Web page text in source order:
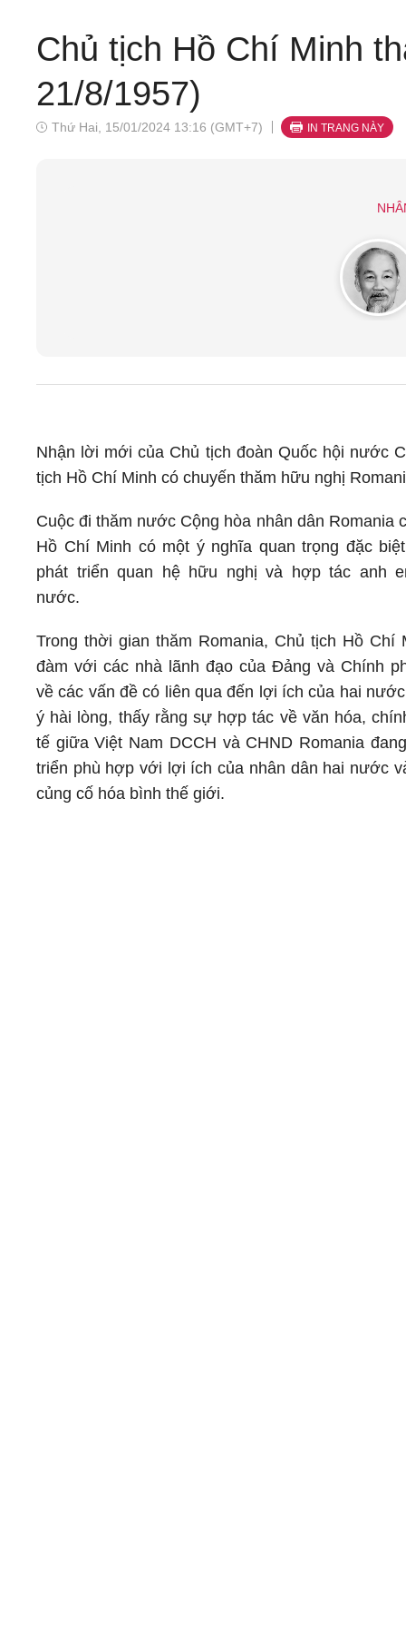
Chủ tịch Hồ Chí Minh
21/8/1957)
Thứ Hai, 15/01/2024 13:16 (GMT+7) IN TRANG NÀY
Nhận lời mới của Chủ tịch đoàn Quốc hội nước
tịch Hồ Chí Minh có chuyến thăm hữu nghị
Cuộc đi thăm nước Cộng hòa nhân dân Romania
Hồ Chí Minh có một ý nghĩa quan trọng đặc
phát triển quan hệ hữu nghị và hợp tác anh
nước.
Trong thời gian thăm Romania, Chủ tịch Hồ Chí
đàm với các nhà lãnh đạo của Đảng và Chính
về các vấn đề có liên qua đến lợi ích của hai
ý hài lòng, thấy rằng sự hợp tác về văn hóa,
tế giữa Việt Nam DCCH và CHND Romania
triển phù hợp với lợi ích của nhân dân hai nước
củng cố hóa bình thế giới.